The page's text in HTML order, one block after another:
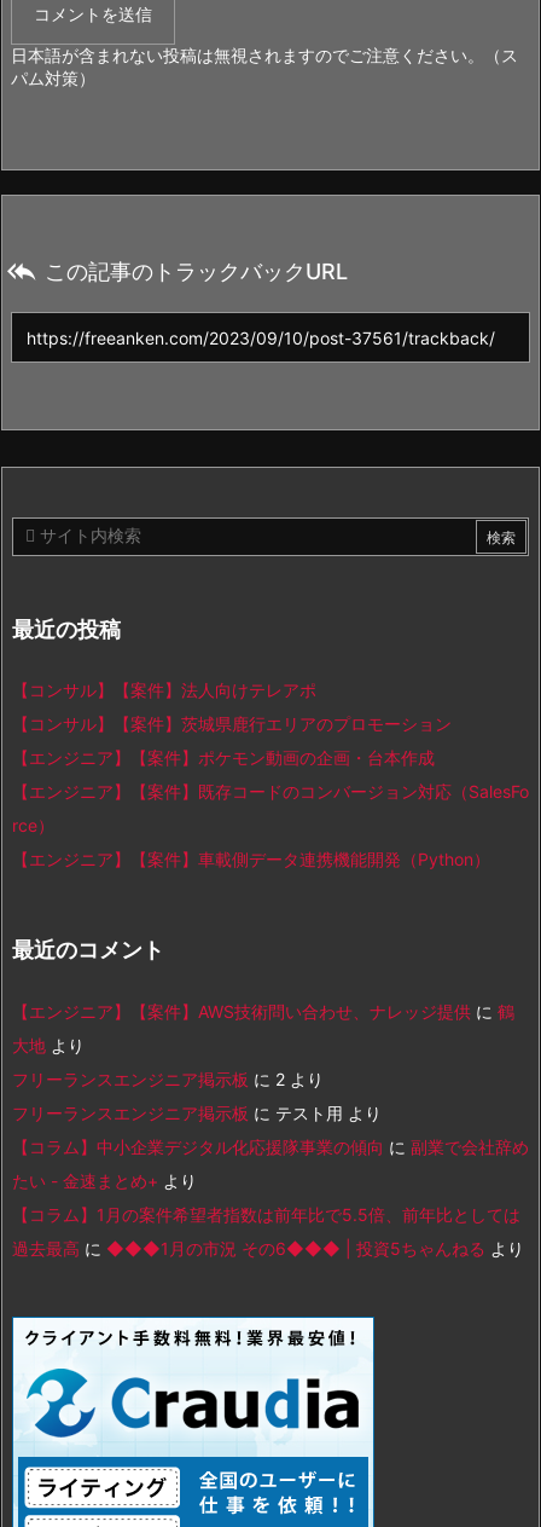
日本語が含まれない投稿は無視されますのでご注意ください。（ス
パム対策）
 この記事のトラックバックURL
最近の投稿
【コンサル】【案件】法人向けテレアポ
【コンサル】【案件】茨城県鹿行エリアのプロモーション
【エンジニア】【案件】ポケモン動画の企画・台本作成
【エンジニア】【案件】既存コードのコンバージョン対応（SalesFo
rce）
【エンジニア】【案件】車載側データ連携機能開発（Python）
最近のコメント
【エンジニア】【案件】AWS技術問い合わせ、ナレッジ提供 に 鶴
大地 より
フリーランスエンジニア掲示板 に 2 より
フリーランスエンジニア掲示板 に テスト用 より
【コラム】中小企業デジタル化応援隊事業の傾向 に 副業で会社辞め
たい - 金速まとめ+ より
【コラム】1月の案件希望者指数は前年比で5.5倍、前年比としては
過去最高 に ◆◆◆1月の市況 その6◆◆◆ | 投資5ちゃんねる より